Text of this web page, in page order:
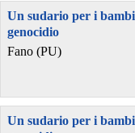
Un sudario per i
genocidio
Fano (PU)
Un sudario per i